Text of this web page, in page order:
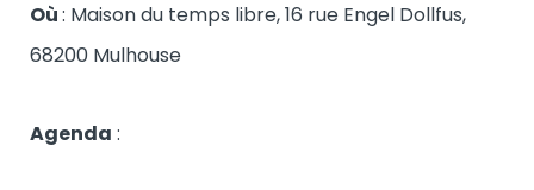
Où: Maison du temps libre, 16 rue Engel Dollfus,
68200 Mulhouse
Agenda :